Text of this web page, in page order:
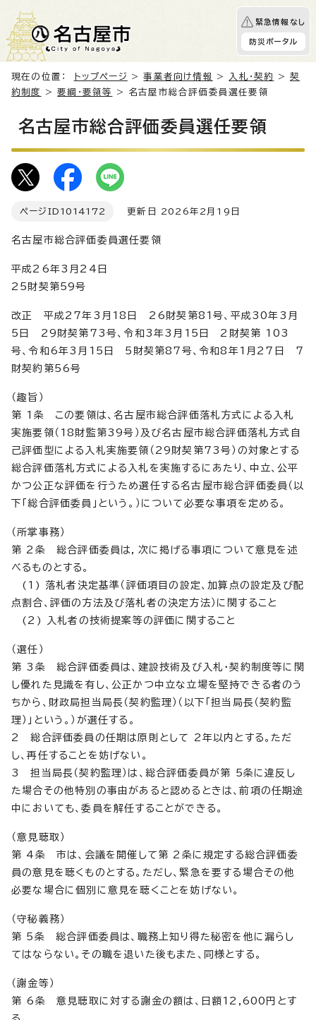
緊急情報なし
防災ポータル
現在の位置： トップページ >事業者向け情報 > 入札・契約 >契
約制度
>要綱・要領等 > 名古屋市総合評価委員選任要領
名古屋市総合評価委員選任要領
ページID 1014172 更新日 2026年2月19日
名古屋市総合評価委員選任要領
平成26年3月24日
25財契第59号
改正 平成27年3月18日 26財契第81号、平成30年3月
5日 29財契第73号、令和3年3月15日 2財契第 103
号、令和6年3月15日 5財契第87号、令和8年1月27日 7
財契約第56号
（趣旨）
第 1条 この要領は、名古屋市総合評価落札方式による入札
実施要領（18財監第39号）及び名古屋市総合評価落札方式自
己評価型による入札実施要領（29財契第73号）の対象とする
総合評価落札方式による入札を実施するにあたり、中立、公平
かつ公正な評価を行うため選任する名古屋市総合評価委員（以
下「総合評価委員」という。）について必要な事項を定める。
（所掌事務）
第 2条 総合評価委員は，次に掲げる事項について意見を述
べるものとする。
(1) 落札者決定基準（評価項目の設定、加算点の設定及び配
点割合、評価の方法及び落札者の決定方法）に関すること
(2) 入札者の技術提案等の評価に関すること
（選任）
第 3条 総合評価委員は、建設技術及び入札・契約制度等に関
し優れた見識を有し、公正かつ中立な立場を堅持できる者のう
ちから、財政局担当局長（契約監理）（以下「担当局長（契約監
理）」という。）が選任する。
2 総合評価委員の任期は原則として 2年以内とする。ただ
し、再任することを妨げない。
3 担当局長（契約監理）は、総合評価委員が第 5条に違反し
た場合その他特別の事由があると認めるときは、前項の任期途
中においても、委員を解任することができる。
（意見聴取）
第 4条 市は、会議を開催して第 2条に規定する総合評価委
員の意見を聴くものとする。ただし、緊急を要する場合その他
必要な場合に個別に意見を聴くことを妨げない。
（守秘義務）
第 5条 総合評価委員は、職務上知り得た秘密を他に漏らし
てはならない。その職を退いた後もまた、同様とする。
（謝金等）
第 6条 意見聴取に対する謝金の額は、日額12,600円とす